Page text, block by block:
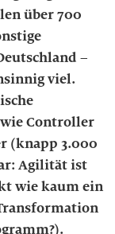
über 700
–
viel.
Controller
(knapp 3.000
Agilität ist
wie kaum ein